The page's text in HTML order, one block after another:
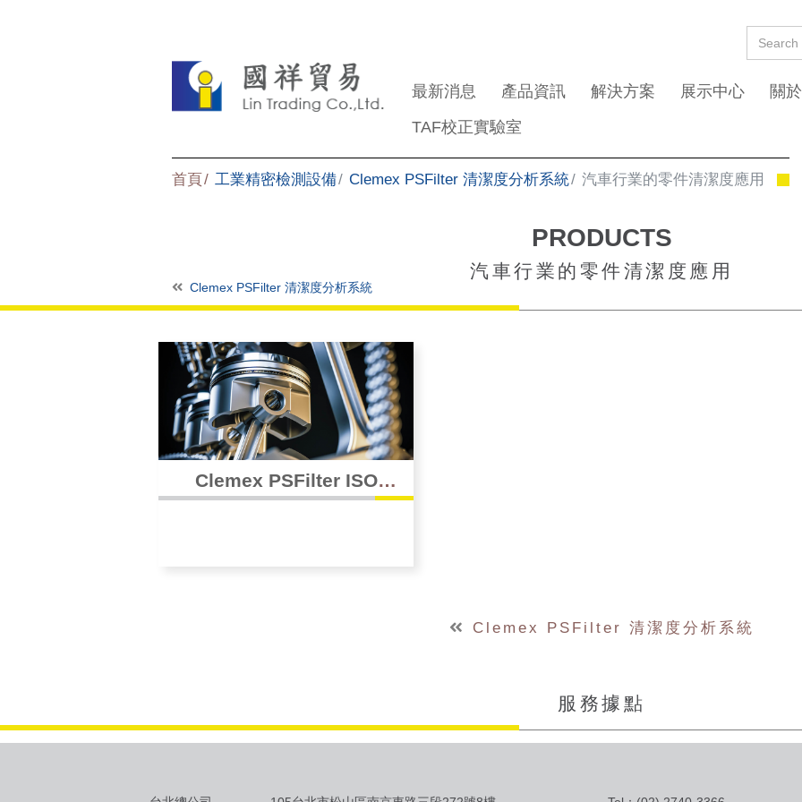
最新消息 產品資訊 解決方案 展示中心 關
TAF校正實驗室
首頁 工業精密檢測設備 Clemex PSFilter 清潔度分析系統 汽車行業的零件清潔度應用
PRODUCTS
汽車行業的零件清潔度應用
Clemex PSFilter 清潔度分析系統
Clemex PSFilter ISO
Clemex PSFilter 清潔度分析系統
服務據點